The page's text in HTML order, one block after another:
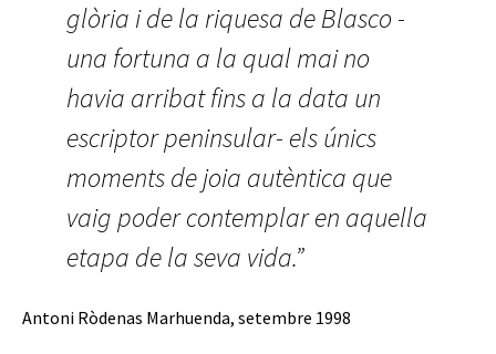
glòria i de la riquesa de Blasco -
una fortuna a la qual mai no
havia arribat fins a la data un
escriptor peninsular- els únics
moments de joia autèntica que
vaig poder contemplar en aquella
etapa de la seva vida.”
Antoni Ròdenas Marhuenda, setembre 1998